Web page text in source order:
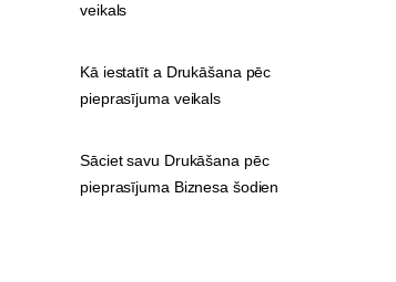
veikals
Kā iestatīt a Drukāšana pēc
pieprasījuma veikals
Sāciet savu Drukāšana pēc
pieprasījuma Biznesa šodien